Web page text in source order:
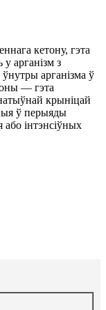
кетону, гэта
арганізм з
арганізма ў
— гэта
крыніцай
ў перыяды
або інтэнсіўных